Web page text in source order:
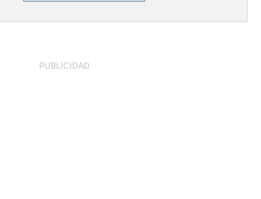
PUBLICIDAD